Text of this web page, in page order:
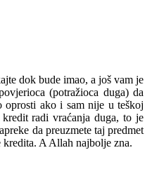
dok bude imao, a još vam je
(potražioca duga) da
ako i sam nije u teškoj
radi vraćanja duga, to je
da preuzmete taj predmet
A Allah najbolje zna.